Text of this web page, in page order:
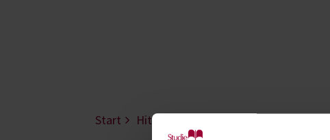
Start Hitta intresse